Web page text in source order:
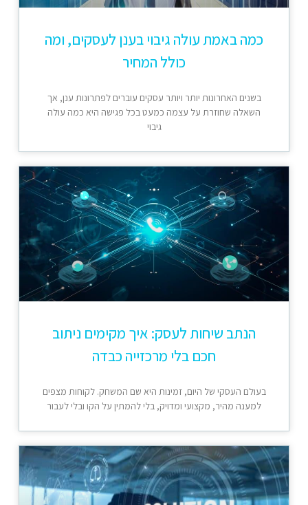
כמה באמת עולה גיבוי בענן לעסקים, ומה
כולל המחיר
בשנים האחרונות יותר ויותר עסקים עוברים לפתרונות ענן, אך
השאלה שחוזרת על עצמה כמעט בכל פגישה היא כמה עולה
גיבוי
הנתב שיחות לעסק: איך מקימים ניתוב
חכם בלי מרכזייה כבדה
בעולם העסקי של היום, זמינות היא שם המשחק. לקוחות מצפים
למענה מהיר, מקצועי ומדויק, בלי להמתין על הקו ובלי לעבור